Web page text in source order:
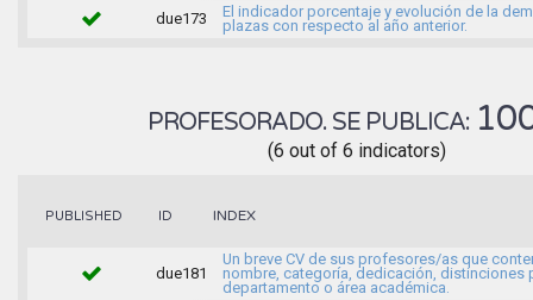
due173
El indicador porcentaje y evolución de la
plazas con respecto al año anterior.
PROFESORADO. SE PUBLICA:
(6 out of 6 indicators)
PUBLISHED ID INDEX
due181
Un breve CV de sus profesores/as que
nombre, categoría, dedicación, distinciones
departamento o área académica.